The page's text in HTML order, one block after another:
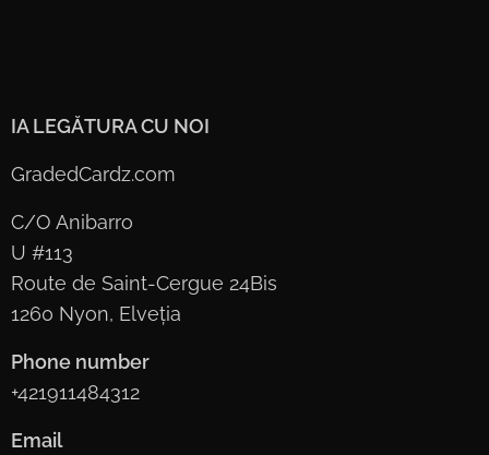
IA LEGĂTURA CU NOI
GradedCardz.com
C/O Anibarro
U #113
Route de Saint-Cergue 24Bis
1260 Nyon, Elveția
Phone number
+421911484312
Email